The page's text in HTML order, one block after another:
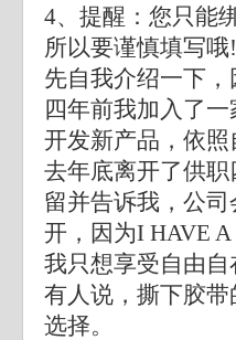
4、提醒：您只能
所以要谨慎填写哦!
先自我介绍一下，
四年前我加入了
开发新产品，依
去年底离开了供
留并告诉我，公
开，因为I HAVE A
我只想享受自由自
有人说，撕下胶
选择。